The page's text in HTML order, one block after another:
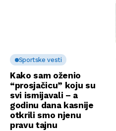
Sportske vesti
Kako sam oženio
“prosjačicu” koju su
svi ismijavali – a
godinu dana kasnije
otkrili smo njenu
pravu tajnu